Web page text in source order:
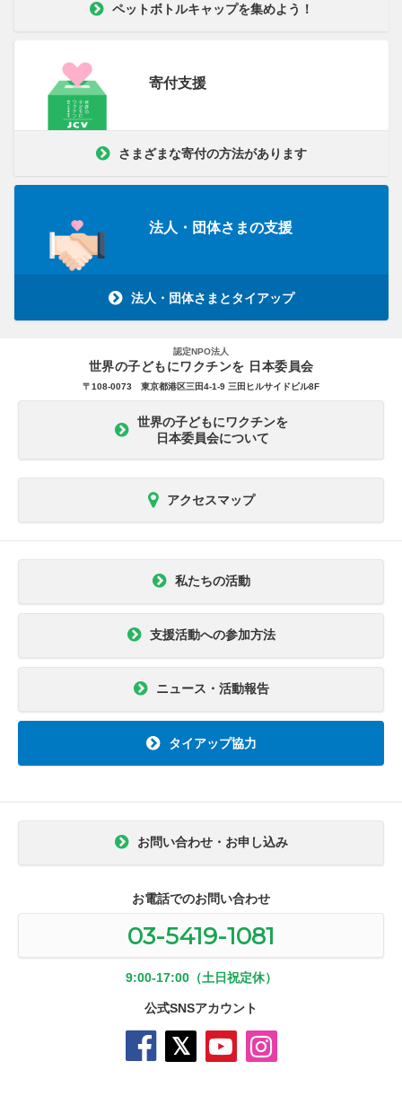
ペットボトルキャップを集めよう！
寄付支援
さまざまな寄付の方法があります
法人・団体さまの支援
法人・団体さまとタイアップ
認定NPO法人
世界の子どもにワクチンを 日本委員会
〒108-0073 東京都港区三田4-1-9 三田ヒルサイドビル8F
世界の子どもにワクチンを
日本委員会について
アクセスマップ
私たちの活動
支援活動への参加方法
ニュース・活動報告
タイアップ協力
お問い合わせ・お申し込み
お電話でのお問い合わせ
03-5419-1081
9:00-17:00（土日祝定休）
公式SNSアカウント